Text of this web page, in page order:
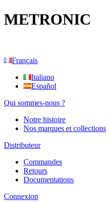
METRONIC
Français
Italiano
Español
Qui sommes-nous ?
Notre histoire
Nos marques et collections
Distributeur
Commandes
Retours
Documentations
Connexion